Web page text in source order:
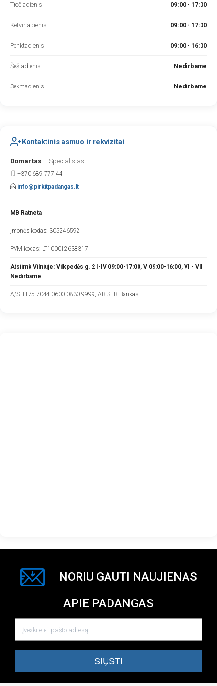
Trečiadienis 09:00 - 17:00
Ketvirtadienis 09:00 - 17:00
Penktadienis 09:00 - 16:00
Šeštadienis Nedirbame
Sekmadienis Nedirbame
Kontaktinis asmuo ir rekvizitai
Domantas – Specialistas
+370 689 777 44
info@pirkitpadangas.lt
MB Ratneta
Įmonės kodas: 305246592
PVM kodas: LT100012638317
Atsiimk Vilniuje: Vilkpedės g. 2 I-IV 09:00-17:00, V 09:00-16:00, VI - VII
Nedirbame
A/S: LT75 7044 0600 0830 9999, AB SEB Bankas
NORIU GAUTI NAUJIENAS
APIE PADANGAS